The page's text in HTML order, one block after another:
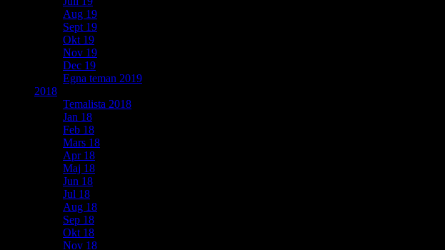
Aug 19
Sept 19
Okt 19
Nov 19
Dec 19
Egna teman 2019
2018
Temalista 2018
Jan 18
Feb 18
Mars 18
Apr 18
Maj 18
Jun 18
Jul 18
Aug 18
Sep 18
Okt 18
Nov 18